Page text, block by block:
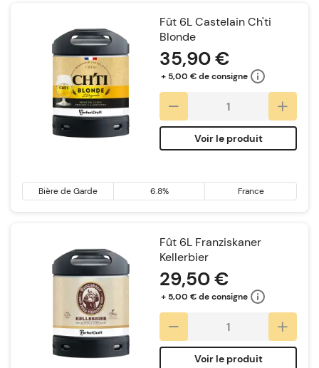
Fût 6L Castelain Ch'ti
Blonde
35,90 €
+ 5,00 € de consigne
Voir le produit
Bière de Garde 6.8% France
Fût 6L Franziskaner
Kellerbier
29,50 €
+ 5,00 € de consigne
Voir le produit